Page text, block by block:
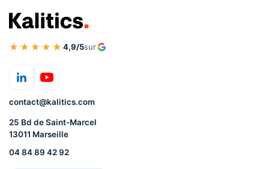
★★★★★ 4,9/5sur
contact@kalitics.com
25 Bd de Saint-Marcel
13011 Marseille
04 84 89 42 92